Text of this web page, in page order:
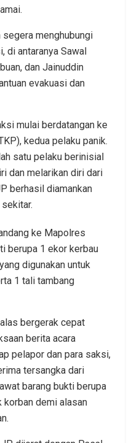
segera menghubungi
di antaranya Sawal
dan Jainuddin
evakuasi dan
mulai berdatangan ke
kedua pelaku panik.
satu pelaku berinisial
dan melarikan diri dari
berhasil diamankan
ke Mapolres
berupa 1 ekor kerbau
digunakan untuk
1 tali tambang
bergerak cepat
berita acara
pelapor dan para saksi,
tersangka dari
barang bukti berupa
korban demi alasan